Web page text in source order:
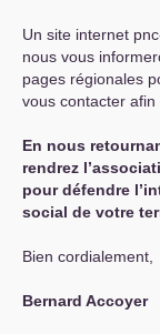
Un site internet
nous vous
pages régionales
vous contacter afin
En nous
rendrez
pour défendre
social de votre
Bien cordialement,
Bernard Accoyer